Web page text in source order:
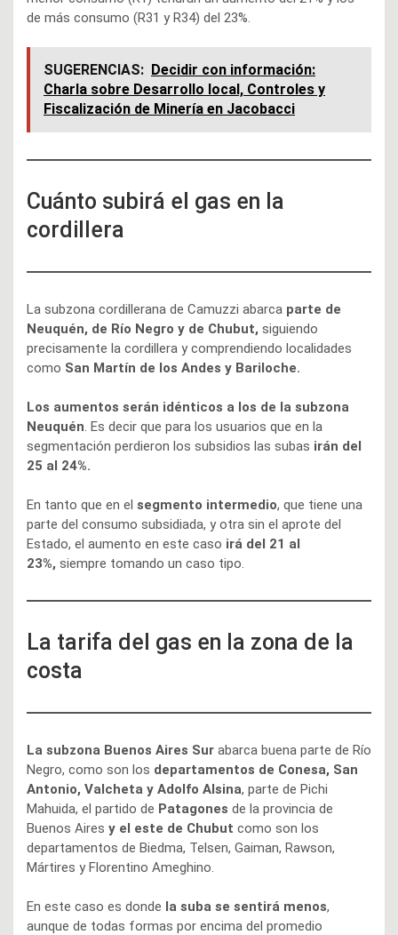
de más consumo (R31 y R34) del 23%.
SUGERENCIAS: Decidir con información:
Charla sobre Desarrollo local, Controles y
Fiscalización de Minería en Jacobacci
Cuánto subirá el gas en la
cordillera
La subzona cordillerana de Camuzzi abarca parte de
Neuquén, de Río Negro y de Chubut, siguiendo
precisamente la cordillera y comprendiendo localidades
como San Martín de los Andes y Bariloche.
Los aumentos serán idénticos a los de la subzona
Neuquén. Es decir que para los usuarios que en la
segmentación perdieron los subsidios las subas irán del
25 al 24%.
En tanto que en el segmento intermedio, que tiene una
parte del consumo subsidiada, y otra sin el aprote del
Estado, el aumento en este caso irá del 21 al
23%, siempre tomando un caso tipo.
La tarifa del gas en la zona de la
costa
La subzona Buenos Aires Sur abarca buena parte de Río
Negro, como son los departamentos de Conesa, San
Antonio, Valcheta y Adolfo Alsina, parte de Pichi
Mahuida, el partido de Patagones de la provincia de
Buenos Aires y el este de Chubut como son los
departamentos de Biedma, Telsen, Gaiman, Rawson,
Mártires y Florentino Ameghino.
En este caso es donde la suba se sentirá menos,
aunque de todas formas por encima del promedio